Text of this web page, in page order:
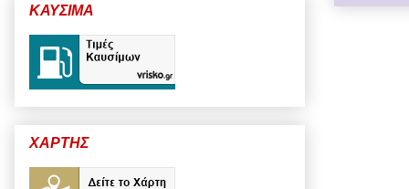
ΚΑΥΣΙΜΑ
ΧΑΡΤΗΣ